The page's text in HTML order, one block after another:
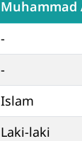
Muhammad
-
-
Islam
Laki-laki